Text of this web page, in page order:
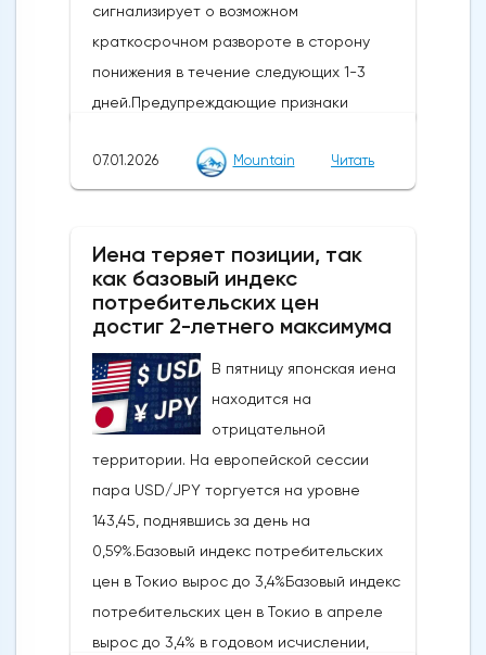
сигнализирует о возможном
краткосрочном развороте в сторону
понижения в течение следующих 1-3
дней.Предупреждающие признаки
достиг ключевого уровня коррекции
Фибоначчи и сопровождается медвежьей
это движение, скорее всего, является
отскоком от тренда, а не новым бычьим
импульсом.Ключевые уровни, на которые
430/4 403 долларов США откроет путь к
более глубокому откату к 4 333-4 309
долларам США и, возможно, к 4 267-4 243
долларам США, в то время как явный
прорыв выше 4 500 долларов США сведет
на нет медвежий
сценарий.Краткосрочный тренд (от 1 до 3
дней): разворот в сторону
пониженияСледите за ключевым
краткосрочным сопротивлением на
07.01.2026 Mountain Читать
Иена теряет позиции, так
как базовый индекс
потребительских цен
достиг 2-летнего максимума
В пятницу японская иена
находится на
отрицательной
территории. На европейской сессии
пара USD/JPY торгуется на уровне
143,45, поднявшись за день на
0,59%.Базовый индекс потребительских
цен в Токио вырос до 3,4%Базовый индекс
потребительских цен в Токио в апреле
вырос до 3,4% в годовом исчислении,